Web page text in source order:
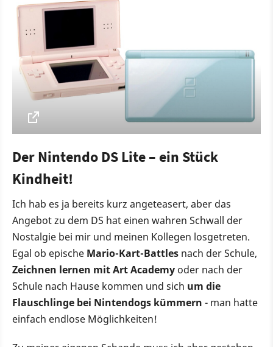
Der Nintendo DS Lite – ein Stück
Kindheit!
Ich hab es ja bereits kurz angeteasert, aber das
Angebot zu dem DS hat einen wahren Schwall der
Nostalgie bei mir und meinen Kollegen losgetreten.
Egal ob epische Mario-Kart-Battles nach der Schule,
Zeichnen lernen mit Art Academy oder nach der
Schule nach Hause kommen und sich um die
Flauschlinge bei Nintendogs kümmern - man hatte
einfach endlose Möglichkeiten!